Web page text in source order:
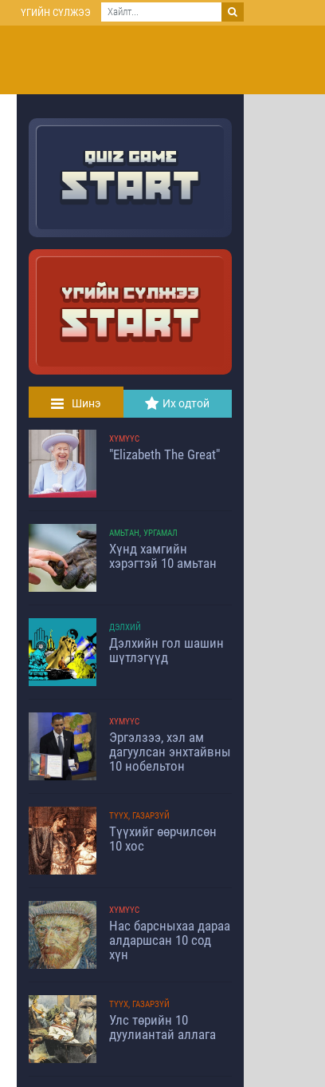
ҮГИЙН СҮЛЖЭЭ
Шинэ Их одтой
ХҮМҮҮС
"Elizabeth The Great"
АМЬТАН, УРГАМАЛ
Хүнд хамгийн
хэрэгтэй 10 амьтан
ДЭЛХИЙ
Дэлхийн гол шашин
шүтлэгүүд
ХҮМҮҮС
Эргэлзээ, хэл ам
дагуулсан энхтайвны
10 нобельтон
ТҮҮХ, ГАЗАРЗҮЙ
Түүхийг өөрчилсөн
10 хос
ХҮМҮҮС
Нас барсныхаа дараа
алдаршсан 10 сод
хүн
ТҮҮХ, ГАЗАРЗҮЙ
Улс төрийн 10
дуулиантай аллага